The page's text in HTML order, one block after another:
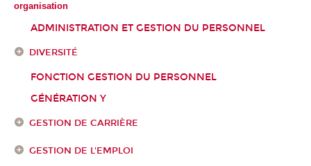
organisation
ADMINISTRATION ET GESTION DU PERSONNEL
DIVERSITÉ
FONCTION GESTION DU PERSONNEL
GÉNÉRATION Y
GESTION DE CARRIÈRE
GESTION DE L'EMPLOI